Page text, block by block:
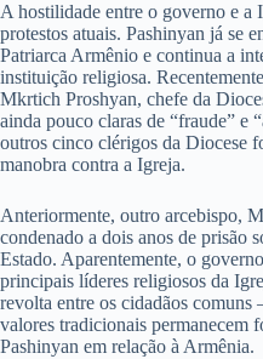
A hostilidade entre o governo e a
protestos atuais. Pashinyan já se
Patriarca Armênio e continua a
instituição religiosa.
Mkrtich Proshyan, chefe da
ainda pouco claras de “fraude” e
outros cinco clérigos da Diocese
manobra contra a Igreja.
Anteriormente, outro arcebispo,
condenado a dois anos de prisão
Estado. Aparentemente, o
principais líderes religiosos da
revolta entre os cidadãos
valores tradicionais permanecem
Pashinyan em relação à Armênia.